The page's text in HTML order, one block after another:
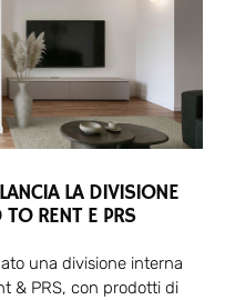
LA DIVISIONE
RENT E PRS
una divisione interna
& PRS, con prodotti di